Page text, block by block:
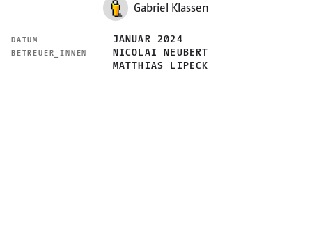
Gabriel Klassen
DATUM JANUAR 2024
BETREUER_INNEN
NICOLAI NEUBERT
MATTHIAS LIPECK